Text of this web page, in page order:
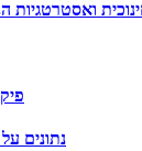
נתונים